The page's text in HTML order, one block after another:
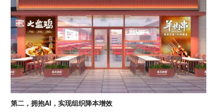
第二，拥抱AI，实现组织降本增效